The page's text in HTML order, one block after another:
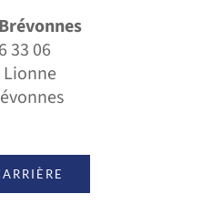
33 06
Lionne